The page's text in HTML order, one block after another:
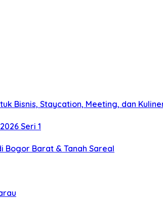
Bisnis, Staycation, Meeting, dan
Seri 1
Bogor Barat & Tanah Sareal